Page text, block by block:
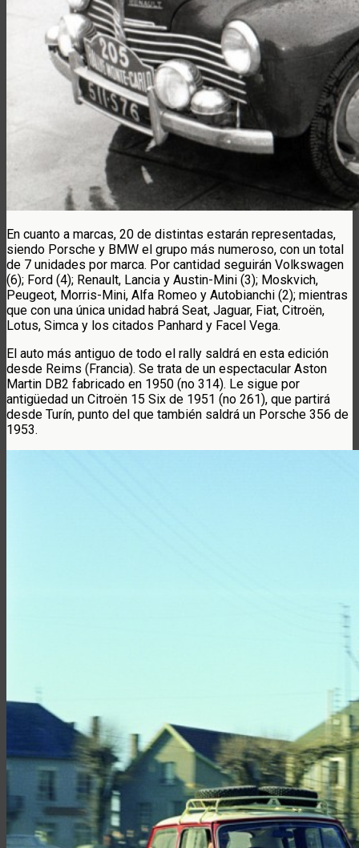
En cuanto a marcas, 20 de distintas estarán representadas,
siendo Porsche y BMW el grupo más numeroso, con un total
de 7 unidades por marca. Por cantidad seguirán Volkswagen
(6); Ford (4); Renault, Lancia y Austin-Mini (3); Moskvich,
Peugeot, Morris-Mini, Alfa Romeo y Autobianchi (2); mientras
que con una única unidad habrá Seat, Jaguar, Fiat, Citroën,
Lotus, Simca y los citados Panhard y Facel Vega.
El auto más antiguo de todo el rally saldrá en esta edición
desde Reims (Francia). Se trata de un espectacular Aston
Martin DB2 fabricado en 1950 (no 314). Le sigue por
antigüedad un Citroën 15 Six de 1951 (no 261), que partirá
desde Turín, punto del que también saldrá un Porsche 356 de
1953.